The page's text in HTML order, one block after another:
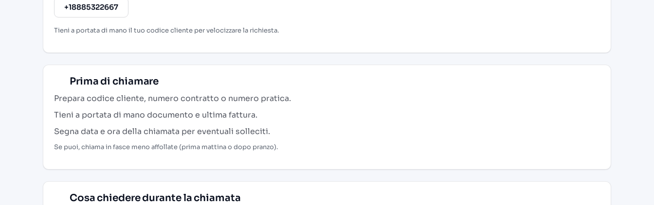
+18885322667
Tieni a portata di mano il tuo codice cliente per velocizzare la richiesta.
Prima di chiamare
Prepara codice cliente, numero contratto o numero pratica.
Tieni a portata di mano documento e ultima fattura.
Segna data e ora della chiamata per eventuali solleciti.
Se puoi, chiama in fasce meno affollate (prima mattina o dopo pranzo).
Cosa chiedere durante la chiamata